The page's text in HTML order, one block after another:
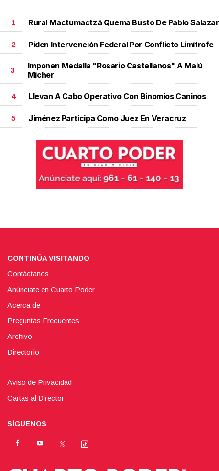
1 Rural Mactumactzá Quema Busto De Pablo Salazar
2 Piden Intervención Federal Por Conflicto Limítrofe
3
Imponen Medalla "Rosario Castellanos" A Malú
Mícher
4 Llevan A Cabo Operativo Con Binomios Caninos
5 Jiménez Participa Como Juez En Veracruz
CONTINÚA VISITANDO
Contáctanos
Anúnciate en Cuarto Poder
Acerca de
Preguntas Frecuentes
Archivo
Directorio
Aviso de Privacidad
Cartas al Director
SÍGUENOS